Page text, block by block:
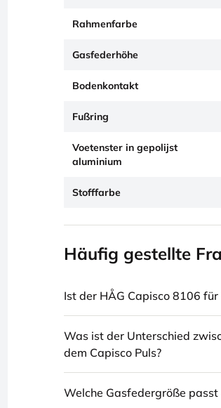
Rahmenfarbe
Gasfederhöhe
Bodenkontakt
Fußring
Voetenster in gepolijst
aluminium
Stofffarbe
Häufig gestellte
Ist der HÅG Capisco 8106
Was ist der Unterschied
dem Capisco Puls?
Welche Gasfedergröße passt